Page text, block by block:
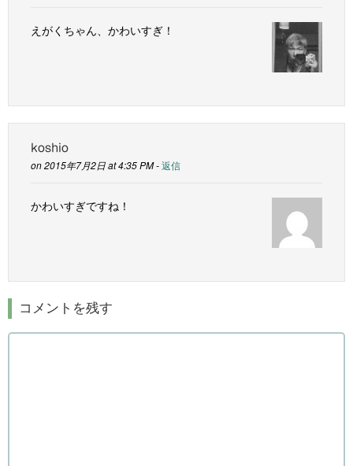
えがくちゃん、かわいすぎ！
koshio
on 2015年7月2日 at 4:35 PM -返信
かわいすぎですね！
コメントを残す